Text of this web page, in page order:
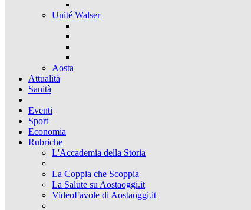
Unité Walser
Aosta
Attualità
Sanità
Eventi
Sport
Economia
Rubriche
L'Accademia della Storia
La Coppia che Scoppia
La Salute su Aostaoggi.it
VideoFavole di Aostaoggi.it